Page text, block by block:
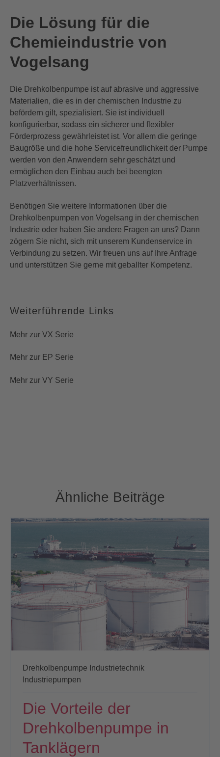
Die Lösung für die
Chemieindustrie von
Vogelsang
Die Drehkolbenpumpe ist auf abrasive und aggressive
Materialien, die es in der chemischen Industrie zu
befördern gilt, spezialisiert. Sie ist individuell
konfigurierbar, sodass ein sicherer und flexibler
Förderprozess gewährleistet ist. Vor allem die geringe
Baugröße und die hohe Servicefreundlichkeit der Pumpe
werden von den Anwendern sehr geschätzt und
ermöglichen den Einbau auch bei beengten
Platzverhältnissen.
Benötigen Sie weitere Informationen über die
Drehkolbenpumpen von Vogelsang in der chemischen
Industrie oder haben Sie andere Fragen an uns? Dann
zögern Sie nicht, sich mit unserem Kundenservice in
Verbindung zu setzen. Wir freuen uns auf Ihre Anfrage
und unterstützen Sie gerne mit geballter Kompetenz.
Weiterführende Links
Mehr zur VX Serie
Mehr zur EP Serie
Mehr zur VY Serie
Ähnliche Beiträge
Drehkolbenpumpe Industrietechnik
Industriepumpen
Die Vorteile der
Drehkolbenpumpe in
Tanklägern